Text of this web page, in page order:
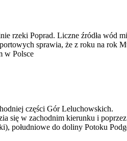
rzeki Poprad. Liczne źródła wód
sprawia, że z roku na rok
w Polsce
części Gór Leluchowskich.
się w zachodnim kierunku i
południowe do doliny Potoku